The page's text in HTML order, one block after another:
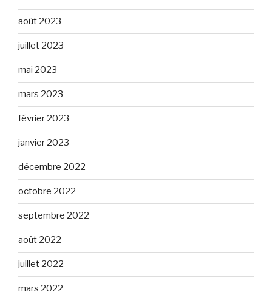
août 2023
juillet 2023
mai 2023
mars 2023
février 2023
janvier 2023
décembre 2022
octobre 2022
septembre 2022
août 2022
juillet 2022
mars 2022